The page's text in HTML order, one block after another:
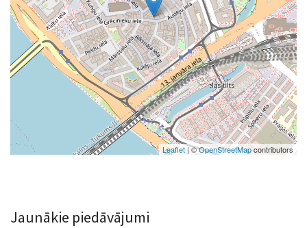
Leaflet| ©OpenStreetMapcontributors
Jaunākie piedāvājumi